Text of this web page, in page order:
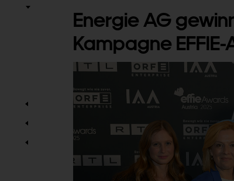
Energie AG
Kampagne